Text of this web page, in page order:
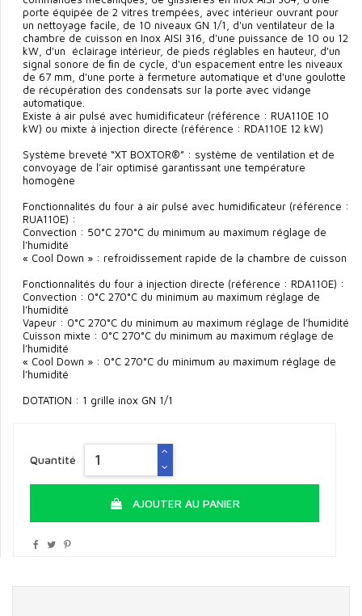
porte équipée de 2 vitres trempées, avec intérieur ouvrant pour
un nettoyage facile, de 10 niveaux GN 1/1, d'un ventilateur de la
chambre de cuisson en Inox AISI 316, d'une puissance de 10 ou 12
kW, d'un éclairage intérieur, de pieds réglables en hauteur, d'un
signal sonore de ﬁn de cycle, d'un espacement entre les niveaux
de 67 mm, d'une porte à fermeture automatique et d'une goulotte
de récupération des condensats sur la porte avec vidange
automatique.
Existe à air pulsé avec humidificateur (référence : RUA110E 10
kW) ou mixte à injection directe (référence : RDA110E 12 kW)
Système breveté “XT BOXTOR®” : système de ventilation et de
convoyage de l’air optimisé garantissant une température
homogène
Fonctionnalités du four à air pulsé avec humidiﬁcateur (référence :
RUA110E) :
Convection : 50°C 270°C du minimum au maximum réglage de
l’humidité
« Cool Down » : refroidissement rapide de la chambre de cuisson
Fonctionnalités du four à injection directe (référence : RDA110E) :
Convection : 0°C 270°C du minimum au maximum réglage de
l’humidité
Vapeur : 0°C 270°C du minimum au maximum réglage de l’humidité
Cuisson mixte : 0°C 270°C du minimum au maximum réglage de
l’humidité
« Cool Down » : 0°C 270°C du minimum au maximum réglage de
l’humidité
DOTATION : 1 grille inox GN 1/1
Quantité
AJOUTER AU PANIER